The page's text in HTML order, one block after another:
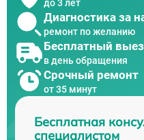
до 3 лет
Диагностика за
ремонт по желанию
Бесплатный
в день обращения
Срочный ремонт
от 35 минут
Бесплатная
специалистом